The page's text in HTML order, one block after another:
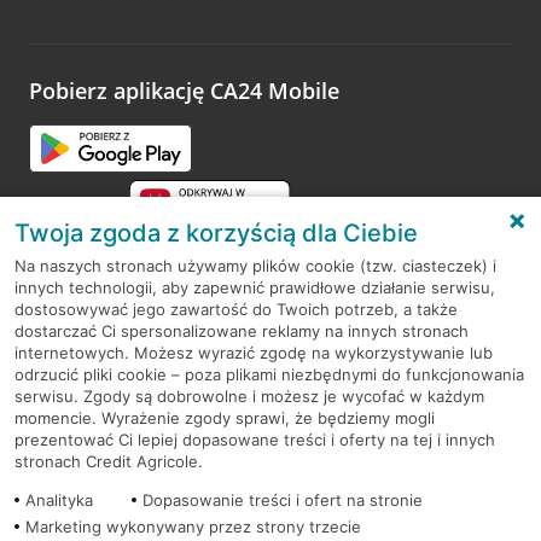
opinie.
Pobierz aplikację CA24 Mobile
RODO
Regulamin serwisu
Mapa serwisu
PolitykaCookies
Twoja zgoda z korzyścią dla Ciebie
Na naszych stronach używamy plików cookie (tzw. ciasteczek) i
innych technologii, aby zapewnić prawidłowe działanie serwisu,
dostosowywać jego zawartość do Twoich potrzeb, a także
dostarczać Ci spersonalizowane reklamy na innych stronach
internetowych. Możesz wyrazić zgodę na wykorzystywanie lub
odrzucić pliki cookie – poza plikami niezbędnymi do funkcjonowania
serwisu. Zgody są dobrowolne i możesz je wycofać w każdym
momencie. Wyrażenie zgody sprawi, że będziemy mogli
prezentować Ci lepiej dopasowane treści i oferty na tej i innych
stronach Credit Agricole.
Analityka
Dopasowanie treści i ofert na stronie
Marketing wykonywany przez strony trzecie